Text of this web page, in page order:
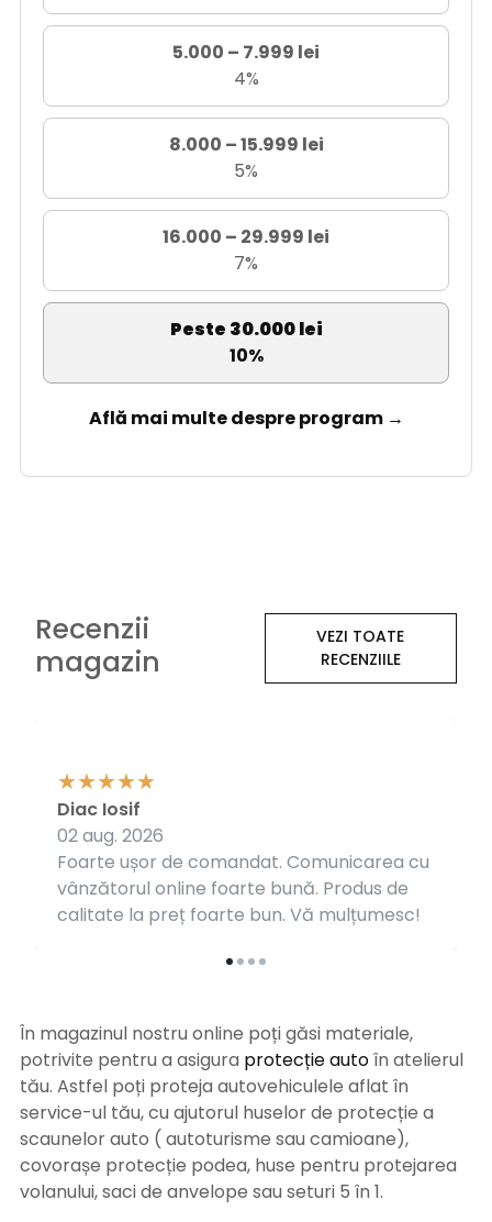
5.000 – 7.999 lei
4%
8.000 – 15.999 lei
5%
16.000 – 29.999 lei
7%
Peste 30.000 lei
10%
Află mai multe despre program →
Recenzii
magazin
VEZI TOATE
RECENZIILE
Foarte ușor de comandat. Comunicarea cu
vânzătorul online foarte bună. Produs de
calitate la preț foarte bun. Vă mulțumesc!
Diac Iosif
02 aug. 2026
În magazinul nostru online poți găsi materiale,
potrivite pentru a asigura protecție autoîn atelierul
tău. Astfel poți proteja autovehiculele aflat în
service-ul tău, cu ajutorul huselor de protecție a
scaunelor auto ( autoturisme sau camioane),
covorașe protecție podea, huse pentru protejarea
volanului, saci de anvelope sau seturi 5 în 1.